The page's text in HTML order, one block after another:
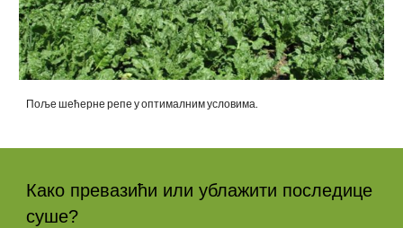
Поље шећерне репе у оптималним условима.
Како превазићи или ублажити последице
суше?